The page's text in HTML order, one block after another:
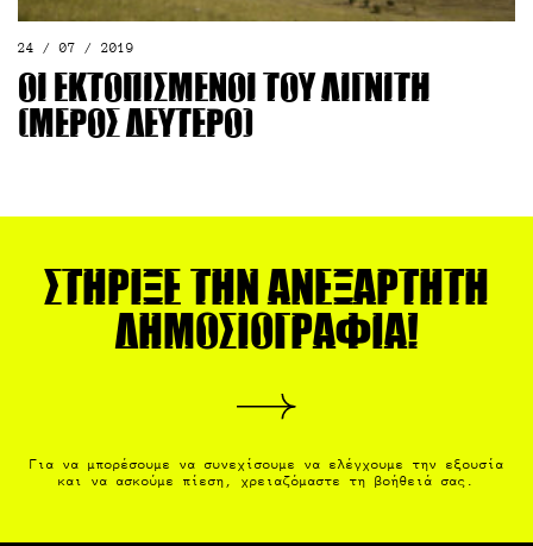
24 / 07 / 2019
Οι εκτοπισμένοι του λιγνίτη
(μέρος δεύτερο)
Στήριξε την ανεξάρτητη
δημοσιογραφία!
Για να μπορέσουμε να συνεχίσουμε να ελέγχουμε την εξουσία
και να ασκούμε πίεση, χρειαζόμαστε τη βοήθειά σας.